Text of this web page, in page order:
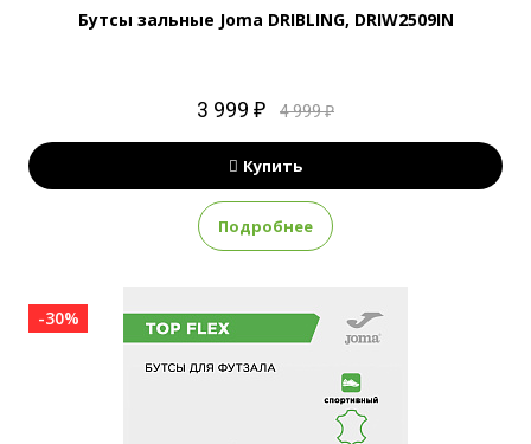
Бутсы зальные Joma DRIBLING, DRIW2509IN
3 999 ₽ 4 999 ₽
Купить
Подробнее
-30%